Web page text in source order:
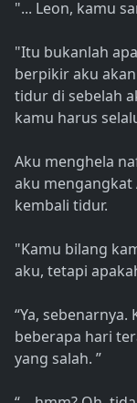
"... Leon, kamu
"Itu bukanlah
berpikir aku
tidur di sebelah
kamu harus
Aku menghela
aku mengangkat
kembali tidur.
"Kamu bilang
aku, tetapi
“Ya,
beberapa hari
yang salah. ”